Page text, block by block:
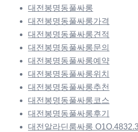
대전봉명동풀싸롱
대전봉명동풀싸롱가격
대전봉명동풀싸롱견적
대전봉명동풀싸롱문의
대전봉명동풀싸롱예약
대전봉명동풀싸롱위치
대전봉명동풀싸롱추천
대전봉명동풀싸롱코스
대전봉명동풀싸롱후기
대전알라딘룸싸롱